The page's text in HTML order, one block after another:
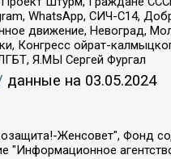
WhatsApp, СИЧ-С14,
движение, Невоград,
Конгресс ойрат-
Я.МЫ Сергей Фургал
данные на 03.05.2024
Витальевна, Маняхин Петр Борисович, Чуракова Ольга Владимировна, Ярош Юлия Петровна, Юридическое лицо "The Insider SIA", зарегистрированное в Риге, Латвийская Республика (дата регистрации 26.06.2015), являющееся администратором доменного имени интернет-издания "The Insider SIA", https://theins.ru, Постернак Алексей Евгеньевич, Рубин Михаил Аркадьевич, Анин Роман Александрович, Юридическое лицо Istories fonds, зарегистрированное в Латвийской Республике (регистрационный номер 50008295751, дата регистрации 24.02.2020), Великовский Дмитрий Александрович, Долинина Ирина Николаевна, Мароховская Алеся Алексеевна, Шлейнов Роман Юрьевич, Шмагун Олеся Валентиновна, Общество с ограниченной ответственностью "Альтаир 2021", Общество с ограниченной ответственностью "Вега 2021", Общество с ограниченной ответственностью "Главный редактор 2021", Общество с ограниченной ответственностью "Ромашки монолит", Важенков Артем Валерьевич, Ивановская областная общественная организация "Центр гендерных исследований", Гурман Юрий Альбертович, Медиапроект "ОВД-Инфо", Егоров Владимир Владимирович, Жилинский Владимир Александрович, Общество с ограниченной ответственностью "ЗП", Иванова София Юрьевна, Карезина Инна Павловна, Кильтау Екатерина Викторовна, Петров Алексей Викторович, Пискунов Сергей Евгеньевич, Смирнов Сергей Сергеевич, Тихонов Михаил Сергеевич, Общество с ограниченной ответственностью "ЖУРНАЛИСТ-ИНОСТРАННЫЙ АГЕНТ", Арапова Галина Юрьевна, Вольтская Татьяна Анатольевна, Американская компания "Mason G.E.S. Anonymous Foundation" (США), являющаяся владельцем